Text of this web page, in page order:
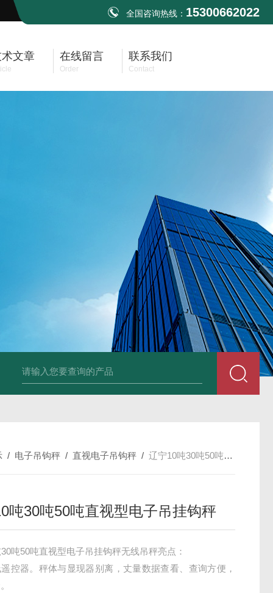
全国咨询热线： 15300662022
文章 在线留言
Order
联系我们
Contact
不锈钢电子地磅 3吨可冲洗电子平台秤 带检重报警输送线75kg
/ 电子吊钩秤 /直视电子吊钩秤 /辽宁10吨30吨50吨直视型电子吊挂钩秤
吨30吨50吨直视型电子吊挂钩秤
吨50吨直视型电子吊挂钩秤无线吊秤亮点：
控器。秤体与显现器别离，丈量数据查看、查询方便，